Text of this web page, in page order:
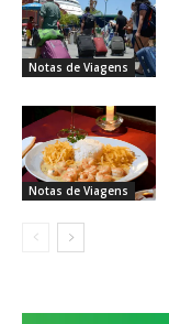
Notas de Viagens
Notas de Viagens